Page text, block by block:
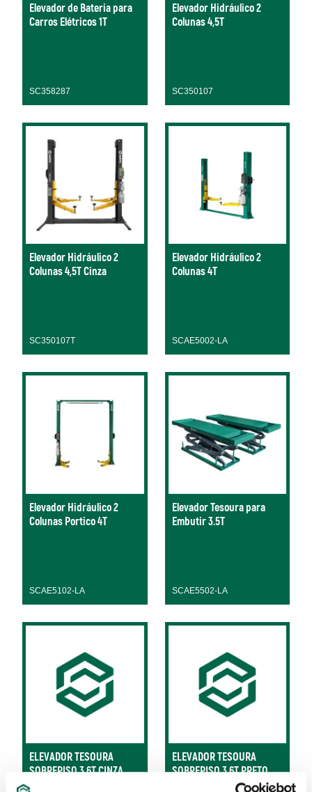
Elevador de Bateria para
Carros Elétricos 1T
SC358287
Elevador Hidráulico 2
Colunas 4,5T
SC350107
Elevador Hidráulico 2
Colunas 4,5T Cinza
SC350107T
Elevador Hidráulico 2
Colunas 4T
SCAE5002-LA
Elevador Hidráulico 2
Colunas Portico 4T
SCAE5102-LA
Elevador Tesoura para
Embutir 3.5T
SCAE5502-LA
ELEVADOR TESOURA
SOBREPISO 3.6T CINZA
SATA - SC355057T
ELEVADOR TESOURA
SOBREPISO 3.6T PRETO
SATA - SC355057B